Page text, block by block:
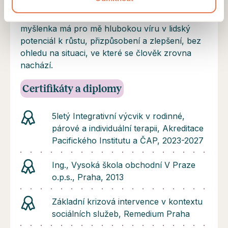
komunikaci a zlepšení vztahů v rodinách. I já
věřím, že "změna je možná vždy" a tato
myšlenka má pro mě hlubokou víru v lidský
potenciál k růstu, přizpůsobení a zlepšení, bez
ohledu na situaci, ve které se člověk zrovna
nachází.
Certifikáty a diplomy
5letý Integrativní výcvik v rodinné,
párové a individuální terapii, Akreditace
Pacifického Institutu a ČAP, 2023-2027
Ing., Vysoká škola obchodní V Praze
o.p.s., Praha, 2013
Základní krizová intervence v kontextu
sociálních služeb, Remedium Praha